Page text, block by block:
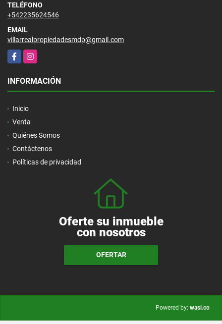
TELÉFONO
+542235624546
EMAIL
villarrealpropiedadesmdp@gmail.com
FacebookInstagram
INFORMACIÓN
Inicio
Venta
Quiénes Somos
Contáctenos
Políticas de privacidad
Oferte su inmueble
con nosotros
OFERTAR
Powered by: wasi.co